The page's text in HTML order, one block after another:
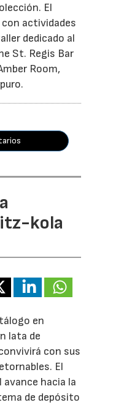
El
actividades
dedicado al
St. Regis Bar
Room,
kola
en
lata de
con sus
El
hacia la
de depósito